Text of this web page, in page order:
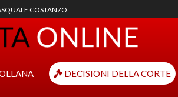
COSTANZO
DECISIONI DELLA CORTE